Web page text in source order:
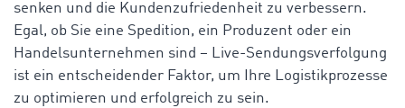
senken und die Kundenzufriedenheit zu verbessern.
Egal, ob Sie eine Spedition, ein Produzent oder ein
Handelsunternehmen sind – Live-Sendungsverfolgung
ist ein entscheidender Faktor, um Ihre Logistikprozesse
zu optimieren und erfolgreich zu sein.